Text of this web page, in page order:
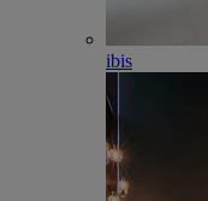
ibis